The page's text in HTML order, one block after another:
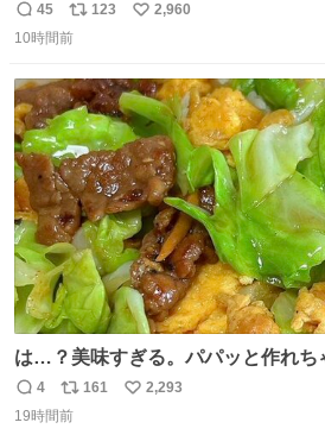
返
信
45
リ
ポ
ト
数
123
い
数
2,960
10時間前
は…？美味すぎる。パパッと作れち
足感エグいの天才だろ🥹
返
信
4
リ
ポ
161
い
2,293
19時間前